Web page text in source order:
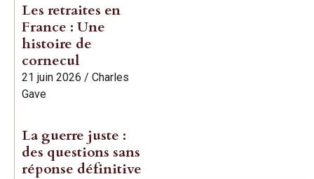
Les retraites en
France : Une
histoire de
cornecul
21 juin 2026 / Charles
Gave
La guerre juste :
des questions sans
réponse définitive